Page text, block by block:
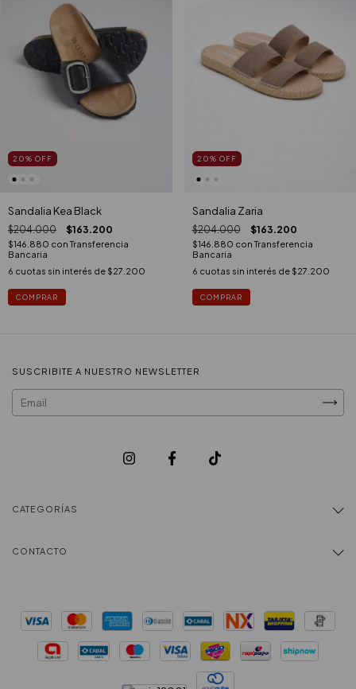
20% OFF
Sandalia Kea Black
$204.000 $163.200
$146.880 con Transferencia
Bancaria
6 cuotas sin interés de $27.200
COMPRAR
20% OFF
Sandalia Zaria
$204.000 $163.200
$146.880 conTransferencia
Bancaria
6 cuotas sin interés de $27.200
COMPRAR
SUSCRIBITE A NUESTRO NEWSLETTER
CATEGORÍAS
CONTACTO